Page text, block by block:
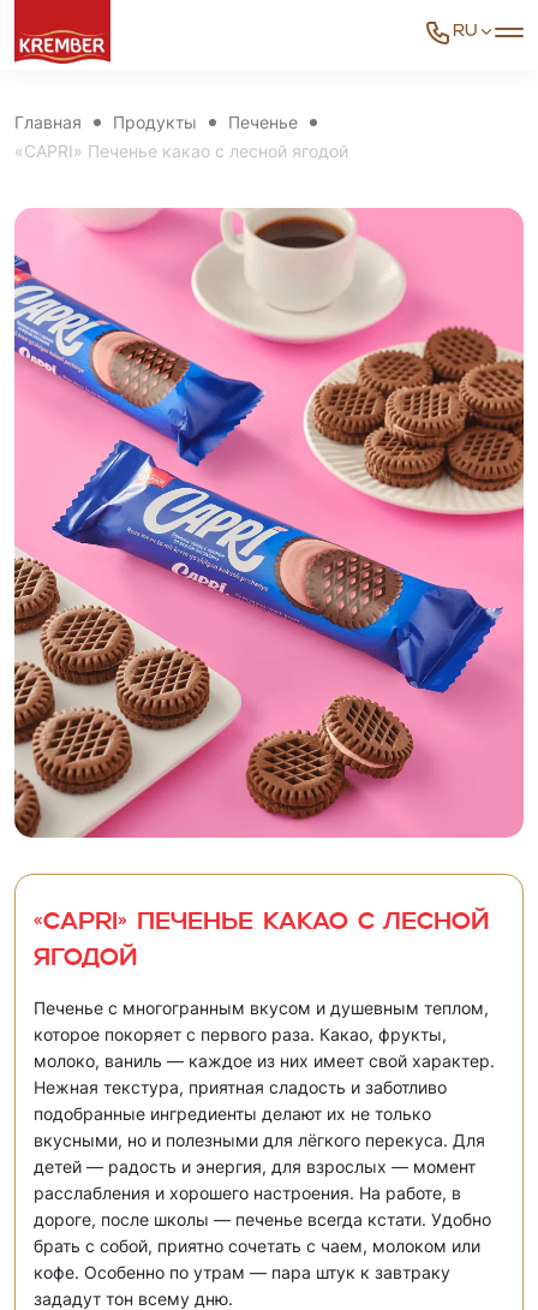
RU
Главная Продукты
Печенье
«CAPRI» Печенье какао с лесной ягодой
«CAPRI» Печенье какао с лесной
ягодой
Печенье с многогранным вкусом и душевным теплом,
которое покоряет с первого раза. Какао, фрукты,
молоко, ваниль — каждое из них имеет свой характер.
Нежная текстура, приятная сладость и заботливо
подобранные ингредиенты делают их не только
вкусными, но и полезными для лёгкого перекуса. Для
детей — радость и энергия, для взрослых — момент
расслабления и хорошего настроения. На работе, в
дороге, после школы — печенье всегда кстати. Удобно
брать с собой, приятно сочетать с чаем, молоком или
кофе. Особенно по утрам — пара штук к завтраку
зададут тон всему дню.